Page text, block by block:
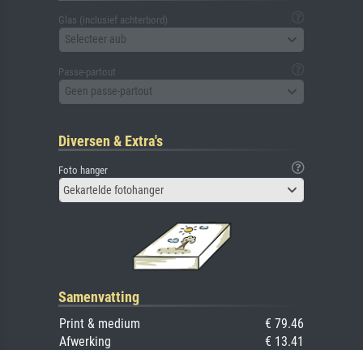
Glas (inclusief achterbord)
Selecteer aub
Passe-partout
Geen passe-partout
Diversen & Extra's
Foto hanger
Gekartelde fotohanger
Samenvatting
Print & medium
€ 79.46
Afwerking
€ 13.41